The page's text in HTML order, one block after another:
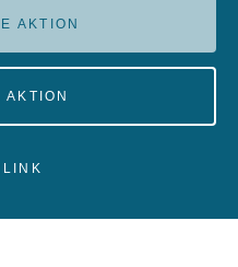
AKTION
AKTION